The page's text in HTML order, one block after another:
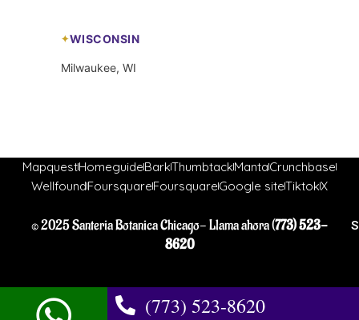
WISCONSIN
Milwaukee, WI
MapquestHomeguideBarkThumbtackMantaCrunchbase
WellfoundFoursquareFoursquareGoogle siteTiktokX
© 2025 Santeria Botanica Chicago- Llama ahora (773) 523-
8620
(773) 523-8620